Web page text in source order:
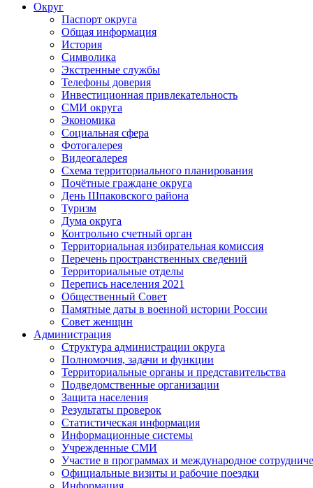
Округ
Паспорт округа
Общая информация
История
Символика
Экстренные службы
Телефоны доверия
Инвестиционная привлекательность
СМИ округа
Экономика
Социальная сфера
Фотогалерея
Видеогалерея
Схема территориального планирования
Почётные граждане округа
День Шпаковского района
Туризм
Дума округа
Контрольно счетный орган
Территориальная избирательная комиссия
Перечень пространственных сведений
Территориальные отделы
Перепись населения 2021
Общественный Совет
Памятные даты в военной истории России
Совет женщин
Администрация
Структура администрации округа
Полномочия, задачи и функции
Территориальные органы и представительства
Подведомственные организации
Защита населения
Результаты проверок
Статистическая информация
Информационные системы
Учрежденные СМИ
Участие в программах и международное
Официальные визиты и рабочие поездки